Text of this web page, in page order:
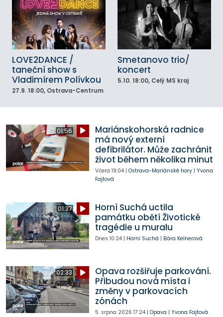
LOVE2DANCE /
taneční show s
Vladimírem Polívkou
27.9. 18:00, Ostrava-Centrum
Smetanovo trio/
koncert
5.10. 18:00, Celý MS kraj
01:56
Mariánskohorská radnice
má nový externí
defibrilátor. Může zachránit
život během několika minut
Včera 19:04| Ostrava-Mariánské hory| Yvona
Fajtová
01:37
Horní Suchá uctila
památku obětí Životické
tragédie u muralu
Dnes 10:24| Horní Suchá | Bára Kelnerová
02:33
Opava rozšiřuje parkování.
Přibudou nová místa i
změny v parkovacích
zónách
5. srpna 2026 17:24| Opava | Yvona Fajtová